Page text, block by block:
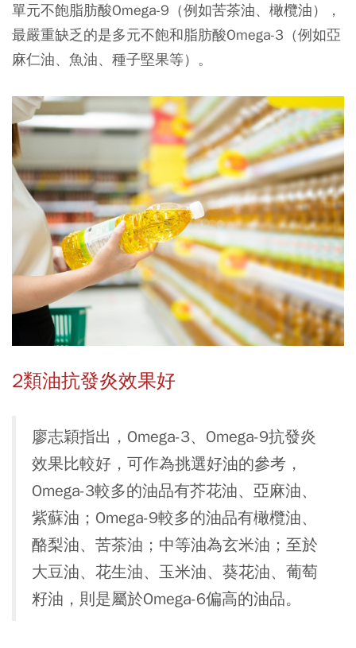
單元不飽脂肪酸Omega-9（例如苦茶油、橄欖油），
最嚴重缺乏的是多元不飽和脂肪酸Omega-3（例如亞
麻仁油、魚油、種子堅果等）。
2類油抗發炎效果好
廖志穎指出，Omega-3、Omega-9抗發炎
效果比較好，可作為挑選好油的參考，
Omega-3較多的油品有芥花油、亞麻油、
紫蘇油；Omega-9較多的油品有橄欖油、
酪梨油、苦茶油；中等油為玄米油；至於
大豆油、花生油、玉米油、葵花油、葡萄
籽油，則是屬於Omega-6偏高的油品。